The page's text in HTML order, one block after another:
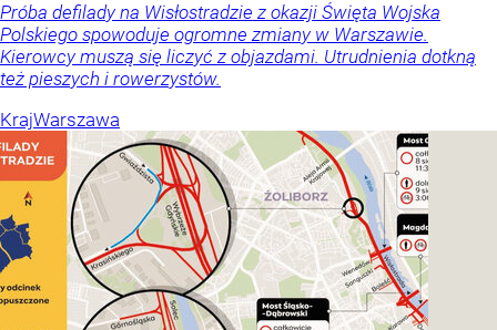
Próba defilady na Wisłostradzie z okazji Święta Wojska
Polskiego spowoduje ogromne zmiany w Warszawie.
Kierowcy muszą się liczyć z objazdami. Utrudnienia dotkną
też pieszych i rowerzystów.
KrajWarszawa